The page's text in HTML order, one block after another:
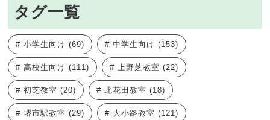
タグ一覧
小学生向け(69) 中学生向け(153)
高校生向け(111) 上野芝教室(22)
初芝教室(20) 北花田教室(18)
堺市駅教室(29) 大小路教室(121)